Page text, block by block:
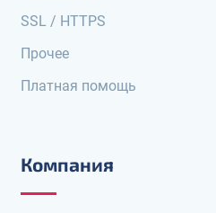
SSL / HTTPS
Прочее
Платная помощь
Компания